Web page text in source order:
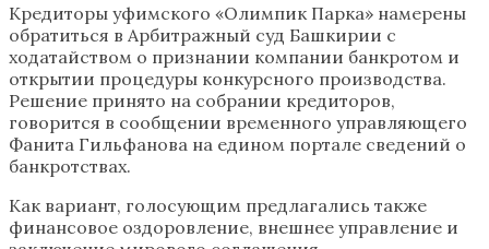
Кредиторы уфимского «Олимпик Парка» намерены
обратиться в Арбитражный суд Башкирии с
ходатайством о признании компании банкротом и
открытии процедуры конкурсного производства.
Решение принято на собрании кредиторов,
говорится в сообщении временного управляющего
Фанита Гильфанова на едином портале сведений о
банкротствах.
Как вариант, голосующим предлагались также
финансовое оздоровление, внешнее управление и